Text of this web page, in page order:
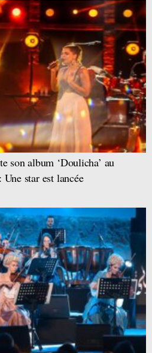
son album ‘Doulicha’ au
star est lancée